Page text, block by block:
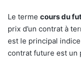
Le terme cours du
prix d’un contrat à
est le principal
contrat future est un